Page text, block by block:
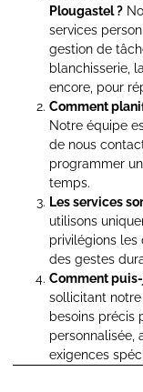
Plougastel ?
services
gestion de
blanchisserie,
encore, pour
Comment
Notre équipe
de nous
programmer
temps.
Les services
utilisons
privilégions
des gestes
Comment
sollicitant
besoins précis
personnalisée,
exigences